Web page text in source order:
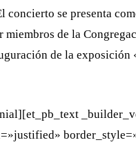
concierto se presenta
miembros de la
de la exposición